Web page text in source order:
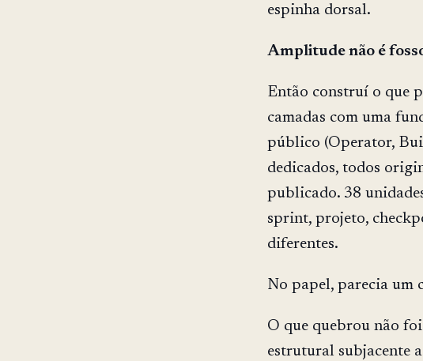
espinha dorsal.
Amplitude não é
Então construí o que
camadas com uma
público (Operator,
dedicados, todos
publicado. 38
sprint, projeto,
diferentes.
No papel, parecia um
O que quebrou não
estrutural subjacente